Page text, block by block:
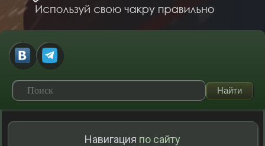
Навигация по сайту